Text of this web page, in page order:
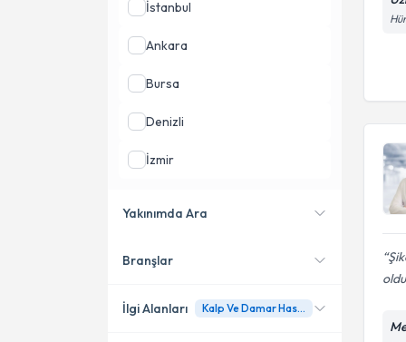
İstanbul
Ankara
Bursa
Denizli
İzmir
Yakınımda Ara
Konumuma yakın uzmanları
Branşlar
İlgi Alanları Kalp Ve Damar Hastalıkları İle Tedavisi